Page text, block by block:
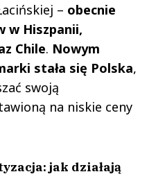
– obecnie
w Hiszpanii,
Chile. Nowym
stała się Polska,
swoją
na niskie ceny
jak działają